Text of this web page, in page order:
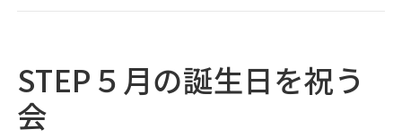
人間ドック
STEP５月の誕生日を祝う
会